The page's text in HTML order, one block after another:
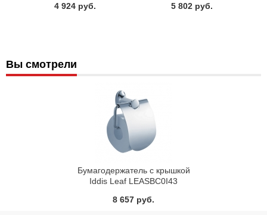
4 924 руб.
5 802 руб.
Вы смотрели
Бумагодержатель с крышкой
Iddis Leaf LEASBC0I43
8 657 руб.